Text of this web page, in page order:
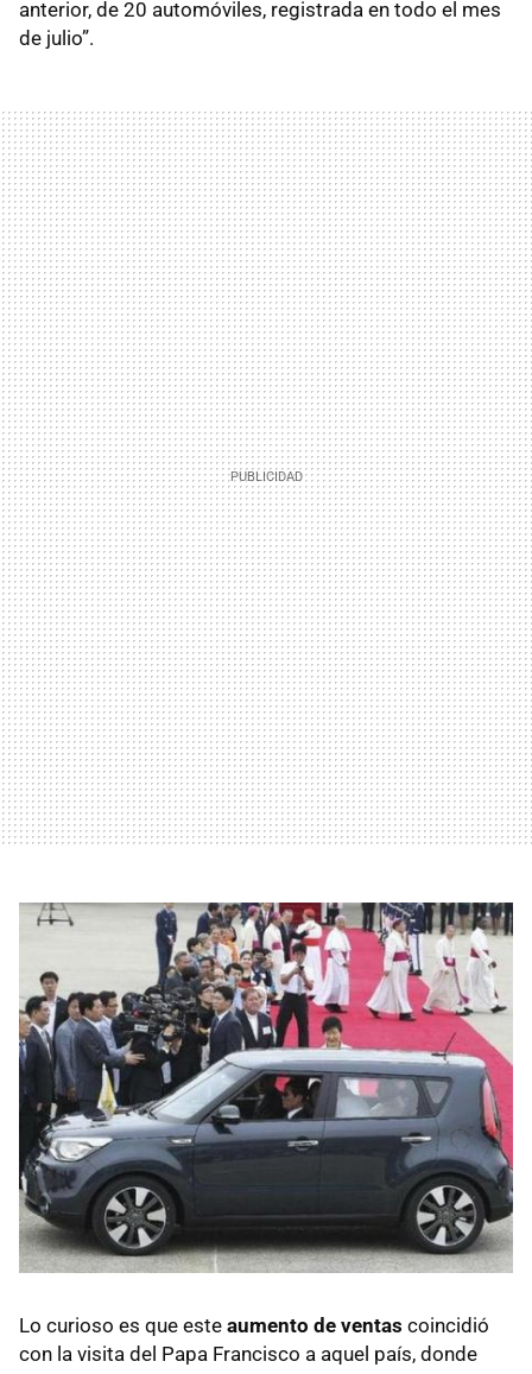
anterior, de 20 automóviles, registrada en todo el mes
de julio”.
Lo curioso es que este aumento de ventas coincidió
con la visita del Papa Francisco a aquel país, donde